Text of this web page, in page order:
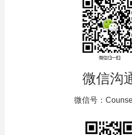
微信沟
微信号：